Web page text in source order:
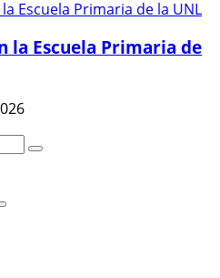
la Escuela Primaria de